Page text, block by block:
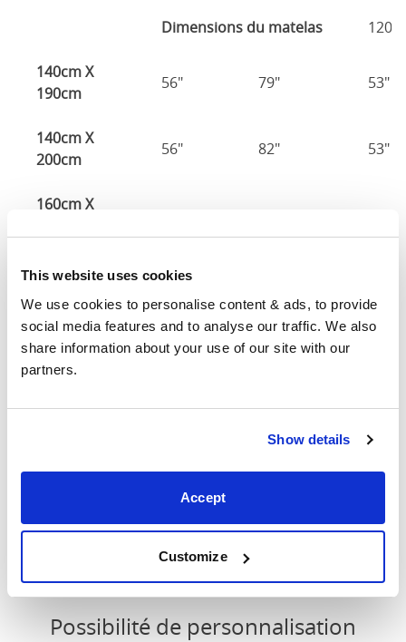
This website uses cookies
We use cookies to personalise content & ads, to provide
social media features and to analyse our traffic. We also
share information about your use of our site with our
partners.
Show details
Accept
Customize
Dimensions du matelas
140cm X
190cm
56" 79" 53"
140cm X
200cm
56" 82" 53"
160cm X
180cm x
73"
Dimensions du matelas
: La taille de matelas requise
pour ce lit
Largeur
Longueur: La longueur extérieure du lit
: La hauteur maximale du pied du lit
cadre de lit. Il peut y avoir une variation de jusqu'à un
pouce sur les dimensions indiquées ici. Veuillez nous
contacter pour connaître les dimensions exactes de
Possibilité de personnalisation